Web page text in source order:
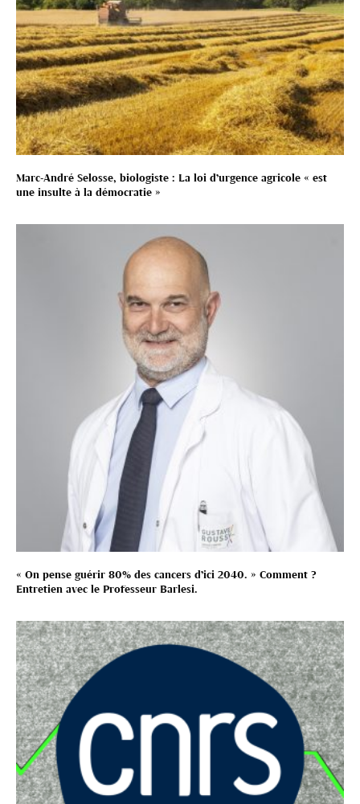
Marc-André Selosse, biologiste : La loi d’urgence agricole « est
une insulte à la démocratie »
« On pense guérir 80% des cancers d’ici 2040. » Comment ?
Entretien avec le Professeur Barlesi.